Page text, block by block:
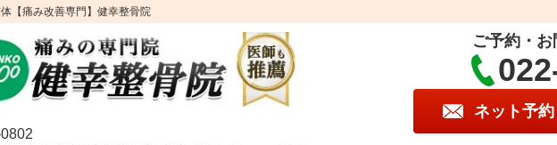
【痛み改善専門】健幸整骨院
ご予約・
ネット予約